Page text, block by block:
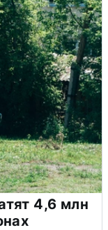
4,6 млн